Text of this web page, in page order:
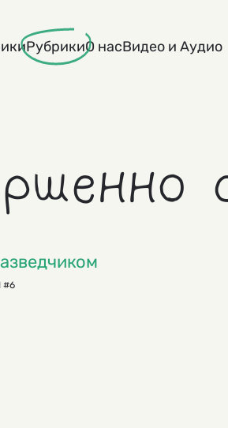
РубрикиО насВидео и Аудио
#6